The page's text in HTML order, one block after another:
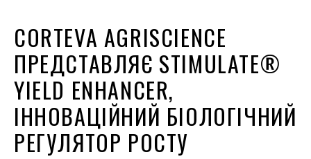
CORTEVA AGRISCIENCE
ПРЕДСТАВЛЯЄ STIMULATE®
YIELD ENHANCER,
ІННОВАЦІЙНИЙ БІОЛОГІЧНИЙ
РЕГУЛЯТОР РОСТУ